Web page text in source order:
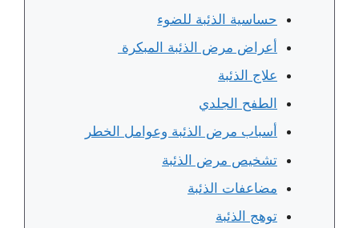
حساسية الذئبة للضوء
أعراض مرض الذئبة المبكرة
علاج الذئبة
الطفح الجلدي
أسباب مرض الذئبة وعوامل الخطر
تشخيص مرض الذئبة
مضاعفات الذئبة
توهج الذئبة